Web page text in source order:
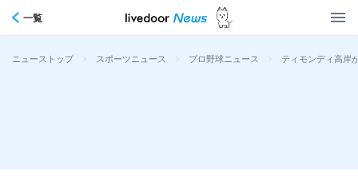
一覧
ニューストップ > スポーツニュース > プロ野球ニュース > ティモンディ高岸